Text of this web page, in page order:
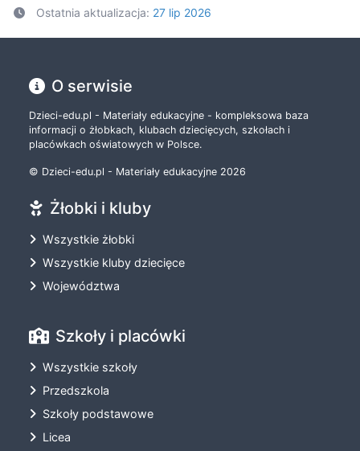
Ostatnia aktualizacja: 27 lip 2026
O serwisie
Dzieci-edu.pl - Materiały edukacyjne - kompleksowa baza
informacji o żłobkach, klubach dziecięcych, szkołach i
placówkach oświatowych w Polsce.
© Dzieci-edu.pl - Materiały edukacyjne 2026
Żłobki i kluby
Wszystkie żłobki
Wszystkie kluby dziecięce
Województwa
Szkoły i placówki
Wszystkie szkoły
Przedszkola
Szkoły podstawowe
Licea